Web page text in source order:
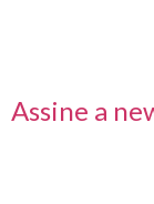
Assine a